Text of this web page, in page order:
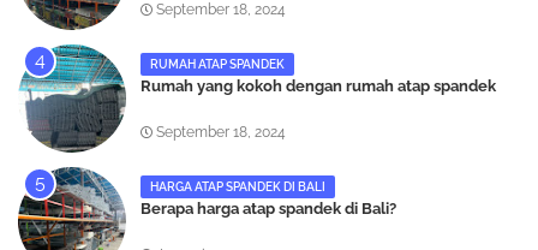
September 18, 2024
RUMAH ATAP SPANDEK
Rumah yang kokoh dengan rumah atap spandek
September 18, 2024
HARGA ATAP SPANDEK DI BALI
Berapa harga atap spandek di Bali?